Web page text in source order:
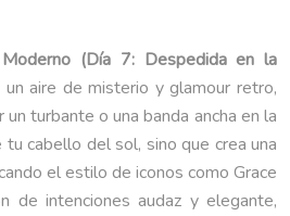
(Día 7: Despedida en la
un aire de misterio y glamour retro,
turbante o una banda ancha en la
cabello del sol, sino que crea una
el estilo de iconos como Grace
de intenciones audaz y elegante,